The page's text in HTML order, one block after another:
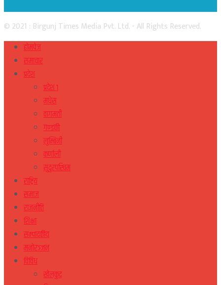
© 2021 : Birgunj Times Media Pvt. Ltd. - All Rights Reserved.
होमपेज
समाचार
प्रदेश
प्रदेश १
मधेस
वागमती
गण्डकी
लुम्बिनी
कर्णाली
सुदुरपस्चिम
राष्ट्रिय
समाज
राजनीति
शिक्षा
सम्पादकीय
मनोरञ्जन
विविध
खेलकुद